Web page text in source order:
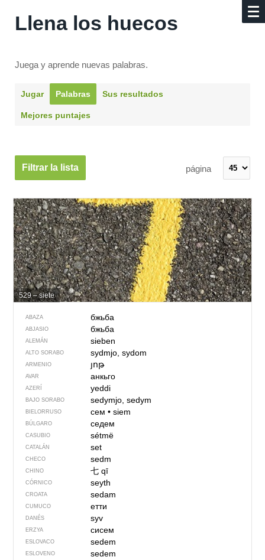
Llena los huecos
Juega y aprende nuevas palabras.
Jugar Palabras Sus resultados
Mejores puntajes
Filtrar la lista página
529 – siete
ABAZA бжьба
ABJASIO бжьба
ALEMÁN sieben
ALTO SORABO sydmjo, sydom
ARMENIO յոթ
AVAR анкьго
AZERÍ yeddi
BAJO SORABO sedymjo, sedym
BIELORRUSO сем• siem
BÚLGARO седем
CASUBIO sétmë
CATALÁN set
CHECO sedm
CHINO 七qī
CÓRNICO seyth
CROATA sedam
CUMUCO етти
DANÉS syv
ERZYA сисем
ESLOVACO sedem
ESLOVENO sedem